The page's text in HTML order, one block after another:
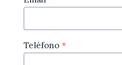
Teléfono *